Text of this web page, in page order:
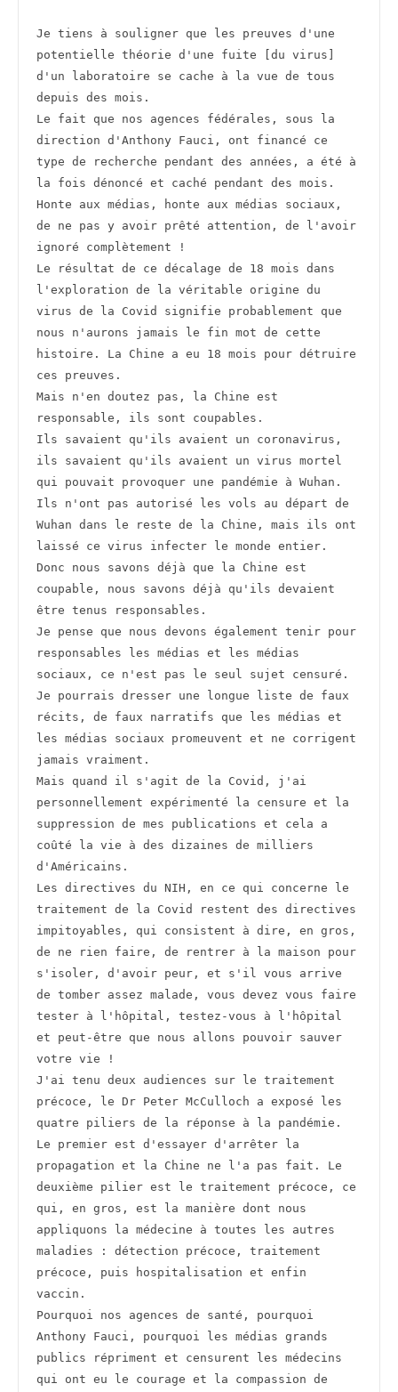
Je tiens à souligner que les preuves d'une
potentielle théorie d'une fuite [du virus]
d'un laboratoire se cache à la vue de tous
depuis des mois.
Le fait que nos agences fédérales, sous la
direction d'Anthony Fauci, ont financé ce
type de recherche pendant des années, a été à
la fois dénoncé et caché pendant des mois.
Honte aux médias, honte aux médias sociaux,
de ne pas y avoir prêté attention, de l'avoir
ignoré complètement !
Le résultat de ce décalage de 18 mois dans
l'exploration de la véritable origine du
virus de la Covid signifie probablement que
nous n'aurons jamais le fin mot de cette
histoire. La Chine a eu 18 mois pour détruire
ces preuves.
Mais n'en doutez pas, la Chine est
responsable, ils sont coupables.
Ils savaient qu'ils avaient un coronavirus,
ils savaient qu'ils avaient un virus mortel
qui pouvait provoquer une pandémie à Wuhan.
Ils n'ont pas autorisé les vols au départ de
Wuhan dans le reste de la Chine, mais ils ont
laissé ce virus infecter le monde entier.
Donc nous savons déjà que la Chine est
coupable, nous savons déjà qu'ils devaient
être tenus responsables.
Je pense que nous devons également tenir pour
responsables les médias et les médias
sociaux, ce n'est pas le seul sujet censuré.
Je pourrais dresser une longue liste de faux
récits, de faux narratifs que les médias et
les médias sociaux promeuvent et ne corrigent
jamais vraiment.
Mais quand il s'agit de la Covid, j'ai
personnellement expérimenté la censure et la
suppression de mes publications et cela a
coûté la vie à des dizaines de milliers
d'Américains.
Les directives du NIH, en ce qui concerne le
traitement de la Covid restent des directives
impitoyables, qui consistent à dire, en gros,
de ne rien faire, de rentrer à la maison pour
s'isoler, d'avoir peur, et s'il vous arrive
de tomber assez malade, vous devez vous faire
tester à l'hôpital, testez-vous à l'hôpital
et peut-être que nous allons pouvoir sauver
votre vie !
J'ai tenu deux audiences sur le traitement
précoce, le Dr Peter McCulloch a exposé les
quatre piliers de la réponse à la pandémie.
Le premier est d'essayer d'arrêter la
propagation et la Chine ne l'a pas fait. Le
deuxième pilier est le traitement précoce, ce
qui, en gros, est la manière dont nous
appliquons la médecine à toutes les autres
maladies : détection précoce, traitement
précoce, puis hospitalisation et enfin
vaccin.
Pourquoi nos agences de santé, pourquoi
Anthony Fauci, pourquoi les médias grands
publics répriment et censurent les médecins
qui ont eu le courage et la compassion de